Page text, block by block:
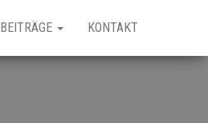
BEITRÄGE KONTAKT